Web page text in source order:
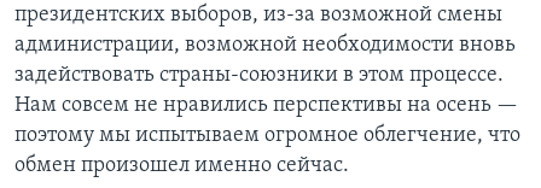
президентских выборов, из-за возможной смены
администрации, возможной необходимости вновь
задействовать страны-союзники в этом процессе.
Нам совсем не нравились перспективы на осень —
поэтому мы испытываем огромное облегчение, что
обмен произошел именно сейчас.